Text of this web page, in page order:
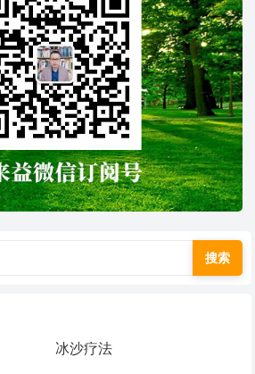
搜索
冰沙疗法